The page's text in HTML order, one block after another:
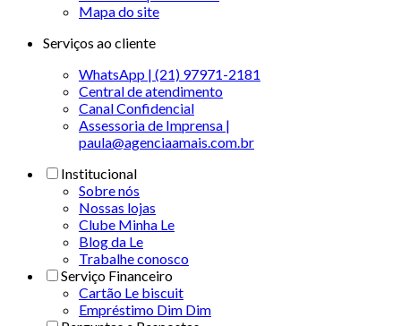
Mapa do site
Serviços ao cliente
WhatsApp | (21) 97971-2181
Central de atendimento
Canal Confidencial
Assessoria de Imprensa |
paula@agenciaamais.com.br
Institucional
Sobre nós
Nossas lojas
Clube Minha Le
Blog da Le
Trabalhe conosco
Serviço Financeiro
Cartão Le biscuit
Empréstimo Dim Dim